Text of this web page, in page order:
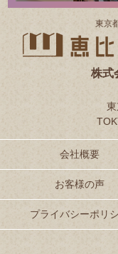
東京
株式
会社概要
お客様の声
プライバシーポリ